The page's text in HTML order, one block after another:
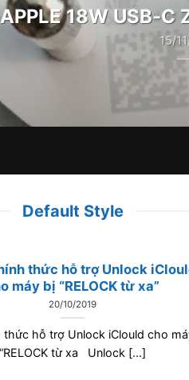
18W USB-
15/
Default Style
thức hỗ trợ Unlock
máy bị “RELOCK từ xa”
20/10/2019
thức hỗ trợ Unlock iClould cho
“RELOCK từ xa Unlock [...]